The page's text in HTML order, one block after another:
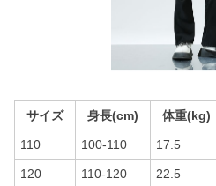
サイズ 身長(cm) 体重(kg)
110 100-110 17.5
120 110-120 22.5